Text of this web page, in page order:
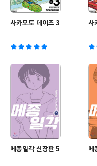
사카모토 데이즈 3 사
메종일각 신장판 5 메